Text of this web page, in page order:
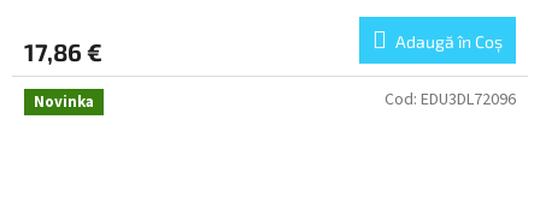
17,86 € Adaugă în Coş
Novinka Cod: EDU3DL72096